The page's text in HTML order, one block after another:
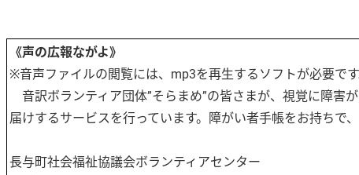
《声の広報ながよ》
※音声ファイルの閲覧には、mp3を再生するソフトが必要です
音訳ボランティア団体”そらまめ”の皆さまが、視覚に障害
届けするサービスを行っています。障がい者手帳をお持ちで
長与町社会福祉協議会ボランティアセンター